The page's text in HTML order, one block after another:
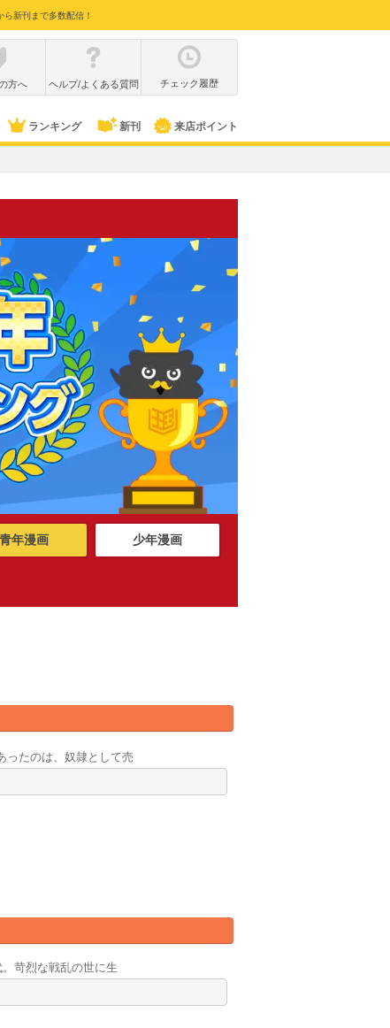
新刊まで多数配信！
方へ ヘルプ/よくある質問 チェック履歴
ランキング 新刊 来店ポイント
青年漫画 少年漫画
ったのは、奴隷として売
苛烈な戦乱の世に生